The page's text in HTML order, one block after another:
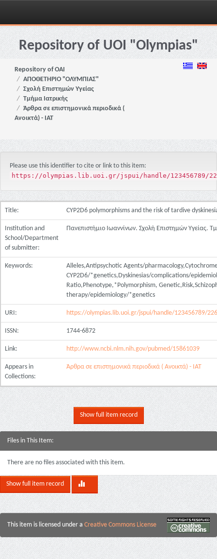
Skip
navigationRepository of UOI "Olympias"
Repository of OAI
ΑΠΟΘΕΤΗΡΙΟ "ΟΛΥΜΠΙΑΣ"
Σχολή Επιστημών Υγείας
Τμήμα Ιατρικής
Άρθρα σε επιστημονικά περιοδικά (
Ανοικτά) - ΙΑΤ
Please use this identifier to cite or link to this item:
https://olympias.lib.uoi.gr/jspui/handle/123456789/
Title: CYP2D6 polymorphisms and the risk of tardive
Institution and
School/Department
of submitter:
Πανεπιστήμιο Ιωαννίνων. Σχολή Επιστημών Υγείας.
Keywords:
Alleles,Antipsychotic Agents/
CYP2D6/*genetics,Dyskinesias/complications/
Ratio,Phenotype,*Polymorphism,
therapy/epidemiology/*genetics
URI: https://olympias.lib.uoi.gr/jspui/handle/123456789/
ISSN: 1744-6872
Link: http://www.ncbi.nlm.nih.gov/pubmed/15861039
Appears in
Collections:
Άρθρα σε επιστημονικά περιοδικά ( Ανοικτά) - ΙΑΤ
Show full item record
Files in This Item:
There are no files associated with this item.
Show full item record
This item is licensed under a Creative Commons License